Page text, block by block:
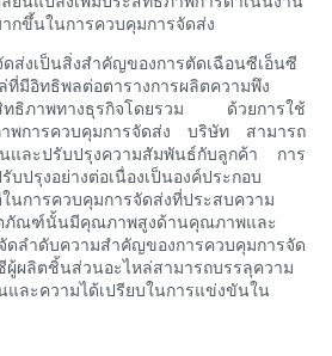
กขึ้นในการควบคุมการจัดส่ง
ส่งเป็นสิ่งสำคัญของการตัดเฉือนซีเอ็นซี
มีอิทธิพลต่อตารางการผลิตความพึง
สิทธิภาพทางธุรกิจโดยรวม ด้วยการใช้
าพการควบคุมการจัดส่ง บริษัท สามารถ
และปรับปรุงความสัมพันธ์กับลูกค้า การ
ปรุงอย่างต่อเนื่องเป็นองค์ประกอบ
นการควบคุมการจัดส่งที่ประสบความ
ตภัณฑ์นั้นมีคุณภาพสูงด้านคุณภาพและ
ดลำดับความสำคัญของการควบคุมการจัด
ผู้ผลิตชิ้นส่วนอะไหล่สามารถบรรลุความ
และความได้เปรียบในการแข่งขันใน